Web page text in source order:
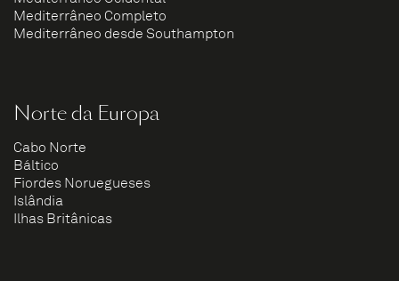
Mediterrâneo Completo
Mediterrâneo desde Southampton
Norte da Europa
Cabo Norte
Báltico
Fiordes Noruegueses
Islândia
Ilhas Britânicas